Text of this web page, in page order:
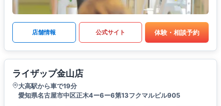
店舗情報 公式サイト 体験・相談予約
ライザップ金山店
大高駅から車で19分
愛知県名古屋市中区正木4ー6ー6第13フクマルビル905